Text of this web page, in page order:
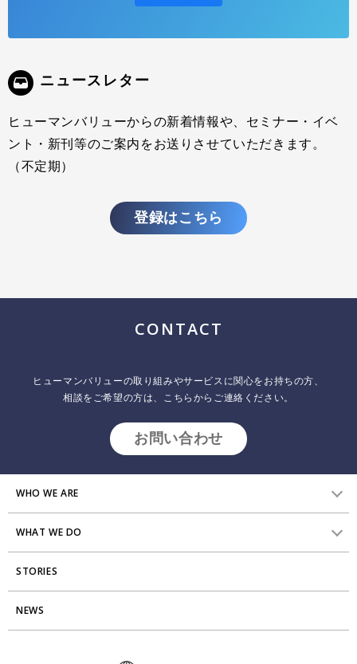
団体で働く人々のファシリテーションのレベルも、スキルを学習し、
い、新たな解決策を生み...
2022.05.02 インサイトレポート
株式会社ヒューマンバリュー 代表取締役社長 兼清俊光​
ニュースレター
ヒューマンバリューからの新着情報や、セミナー・イベ
ント・新刊等のご案内をお送りさせていただきます。
（不定期）
登録はこちら
CONTACT
ヒューマンバリューの取り組みやサービスに関心をお持ちの方、
相談をご希望の方は、こちらからご連絡ください。
お問い合わせ
WHO WE ARE
HVからのメッセージ
研究員紹介
アクセス
WHAT WE DO
組織変革
エンゲージメント向上支援
STORIES
Stories
NEWS